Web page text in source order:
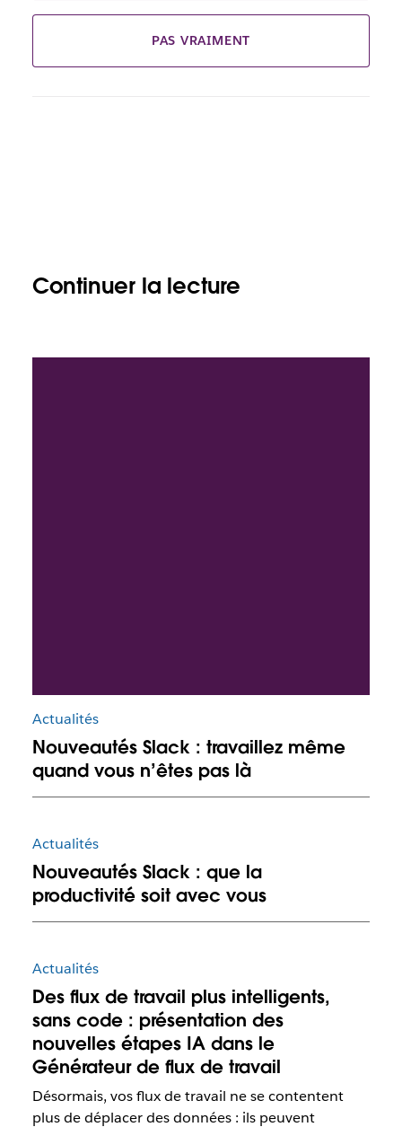
PAS VRAIMENT
Continuer la lecture
Actualités
Nouveautés Slack : travaillez même
quand vous n’êtes pas là
Actualités
Nouveautés Slack : que la
productivité soit avec vous
Actualités
Des flux de travail plus intelligents,
sans code : présentation des
nouvelles étapes IA dans le
Générateur de flux de travail
Désormais, vos flux de travail ne se contentent
plus de déplacer des données : ils peuvent